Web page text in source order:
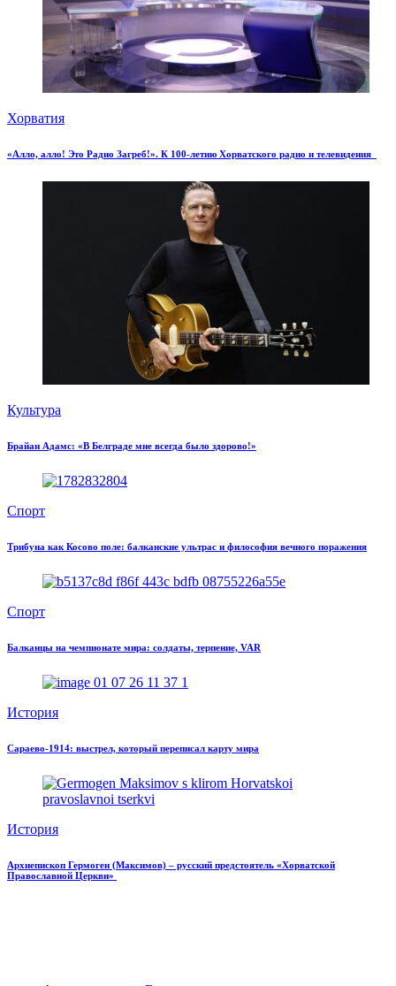
Хорватия
«Алло, алло! Это Радио Загреб!». К 100-летию Хорватского радио и телевидения
Культура
Брайан Адамс: «В Белграде мне всегда было здорово!»
Спорт
Трибуна как Косово поле: балканские ультрас и философия вечного поражения
Спорт
Балканцы на чемпионате мира: солдаты, терпение, VAR
История
Сараево-1914: выстрел, который переписал карту мира
История
Архиепископ Гермоген (Максимов) – русский предстоятель «Хорватской
Православной Церкви»